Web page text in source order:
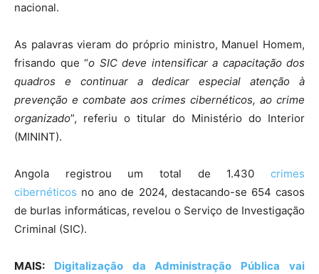
nacional.
As palavras vieram do próprio ministro, Manuel Homem,
frisando que “o SIC deve intensificar a capacitação dos
quadros e continuar a dedicar especial atenção à
prevenção e combate aos crimes cibernéticos, ao crime
organizado”, referiu o titular do Ministério do Interior
(MININT).
Angola registrou um total de 1.430 crimes
cibernéticos no ano de 2024, destacando-se 654 casos
de burlas informáticas, revelou o Serviço de Investigação
Criminal (SIC).
MAIS: Digitalização da Administração Pública vai